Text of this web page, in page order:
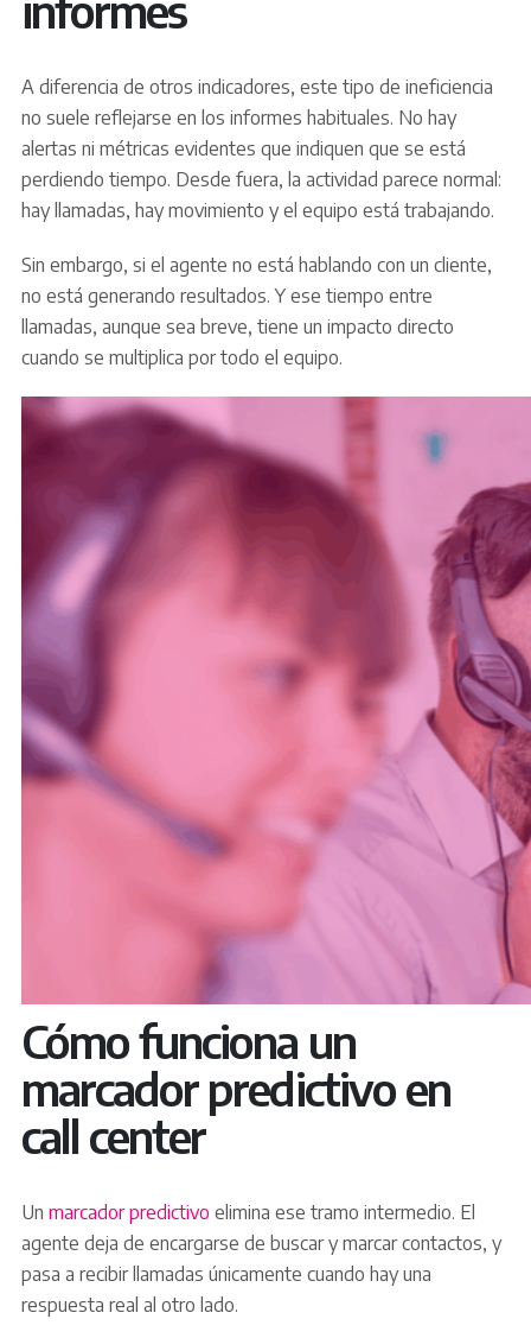
A diferencia de otros indicadores, este tipo de ineficiencia
no suele reflejarse en los informes habituales. No hay
alertas ni métricas evidentes que indiquen que se está
perdiendo tiempo. Desde fuera, la actividad parece normal:
hay llamadas, hay movimiento y el equipo está trabajando.
Sin embargo, si el agente no está hablando con un cliente,
no está generando resultados. Y ese tiempo entre
llamadas, aunque sea breve, tiene un impacto directo
cuando se multiplica por todo el equipo.
Cómo funciona un
marcador predictivo en
call center
Un marcador predictivo elimina ese tramo intermedio. El
agente deja de encargarse de buscar y marcar contactos, y
pasa a recibir llamadas únicamente cuando hay una
respuesta real al otro lado.